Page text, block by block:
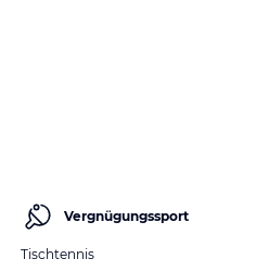
Vergnügungssport
Tischtennis